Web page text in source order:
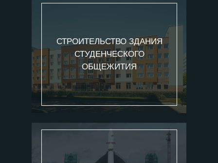
СТРОИТЕЛЬСТВО ЗДАНИЯ
СТУДЕНЧЕСКОГО
ОБЩЕЖИТИЯ